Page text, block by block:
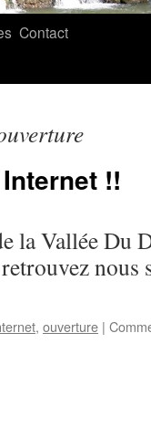
Contact
!!
la Vallée Du
nous
, ouverture |